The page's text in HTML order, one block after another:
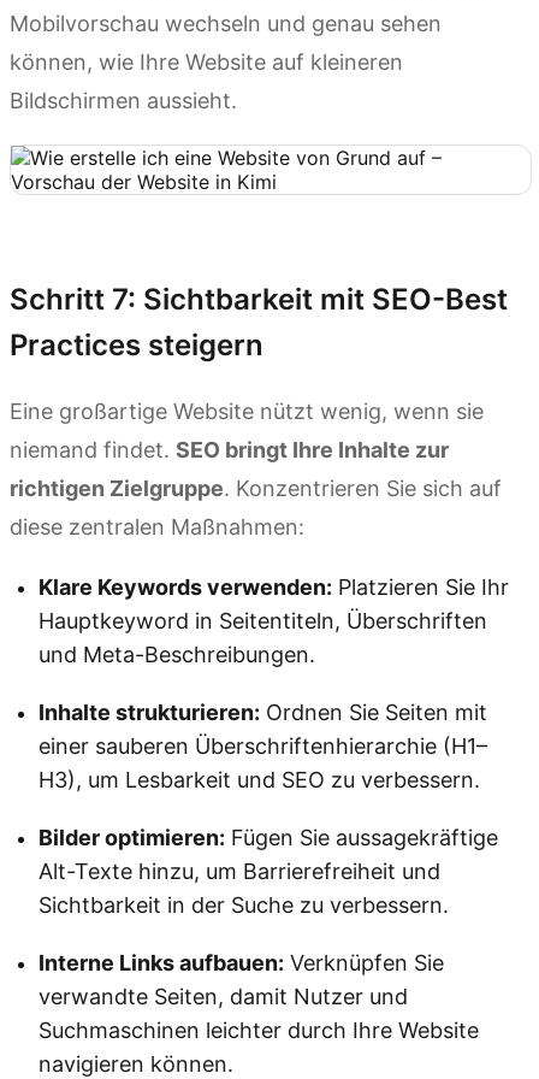
Mobilvorschau wechseln und genau sehen
können, wie Ihre Website auf kleineren
Bildschirmen aussieht.
Schritt 7: Sichtbarkeit mit SEO-Best
Practices steigern
Eine großartige Website nützt wenig, wenn sie
niemand findet. SEO bringt Ihre Inhalte zur
richtigen Zielgruppe. Konzentrieren Sie sich auf
diese zentralen Maßnahmen:
Klare Keywords verwenden: Platzieren Sie Ihr
Hauptkeyword in Seitentiteln, Überschriften
und Meta-Beschreibungen.
Inhalte strukturieren: Ordnen Sie Seiten mit
einer sauberen Überschriftenhierarchie (H1–
H3), um Lesbarkeit und SEO zu verbessern.
Bilder optimieren: Fügen Sie aussagekräftige
Alt-Texte hinzu, um Barrierefreiheit und
Sichtbarkeit in der Suche zu verbessern.
Interne Links aufbauen: Verknüpfen Sie
verwandte Seiten, damit Nutzer und
Suchmaschinen leichter durch Ihre Website
navigieren können.